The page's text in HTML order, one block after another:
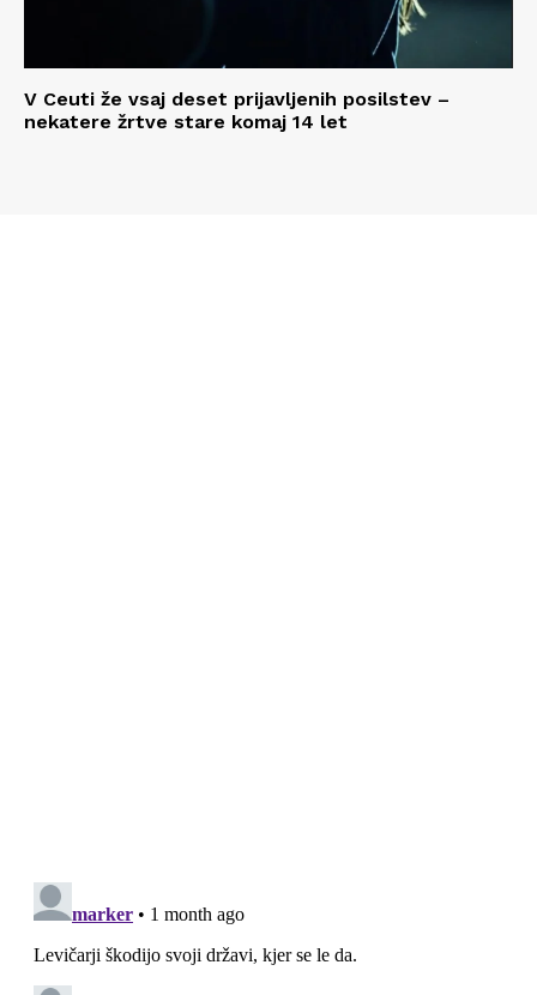
V Ceuti že vsaj deset prijavljenih posilstev –
nekatere žrtve stare komaj 14 let